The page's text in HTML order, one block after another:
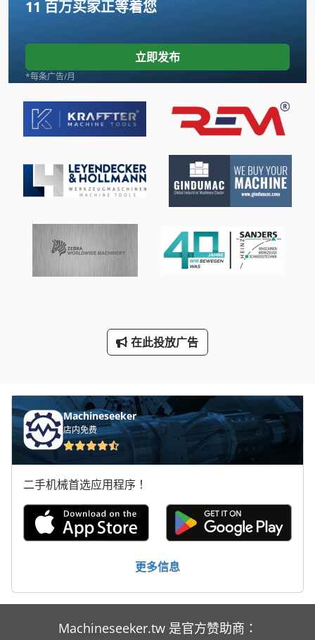
工具 车
托盘 包装
托盘 货架
托盘货架
模板
表 面板
装载杂志
车削装置
车床 配件
面板
11 百万买家正等着您
立即发布
*每条广告/月
在此投放广告
Machineseeker
店内免费
二手机械首选应用程序！
更多信息
Machineseeker.tw 是官方赞助商：